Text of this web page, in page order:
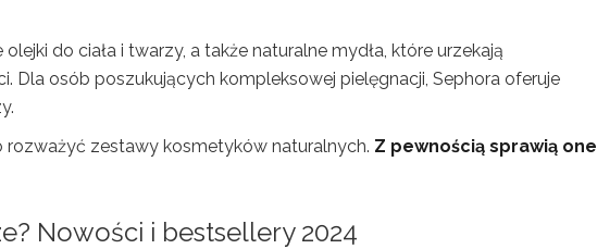
do ciała i twarzy, a także naturalne mydła, które urzekają
Dla osób poszukujących kompleksowej pielęgnacji, Sephora oferuje
rozważyć zestawy kosmetyków naturalnych. Z pewnością sprawią one
Nowości i bestsellery 2024